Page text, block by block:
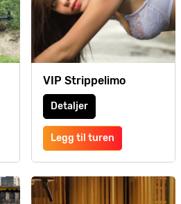
VIP Strippelimo
Detaljer
Legg til turen